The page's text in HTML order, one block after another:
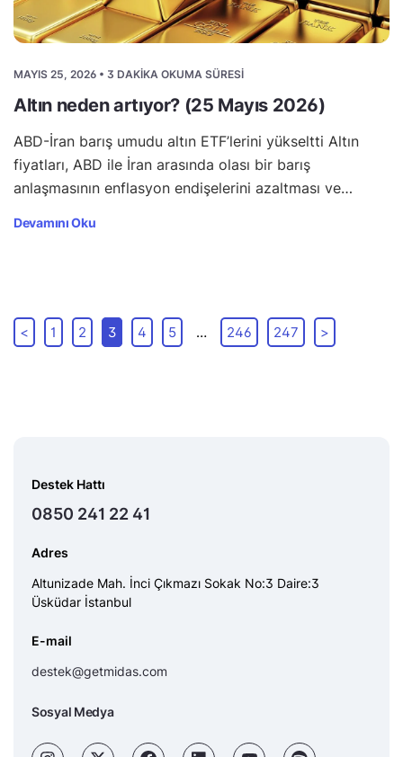
MAYIS 25, 2026 • 3 DAKIKA OKUMA SÜRESI
Altın neden artıyor? (25 Mayıs 2026)
ABD-İran barış umudu altın ETF’lerini yükseltti Altın
fiyatları, ABD ile İran arasında olası bir barış
anlaşmasının enflasyon endişelerini azaltması ve…
Devamını Oku
< 1 2 3 4 5 … 246 247 >
Destek Hattı
0850 241 22 41
Adres
Altunizade Mah. İnci Çıkmazı Sokak No:3 Daire:3
Üsküdar İstanbul
E-mail
destek@getmidas.com
Sosyal Medya